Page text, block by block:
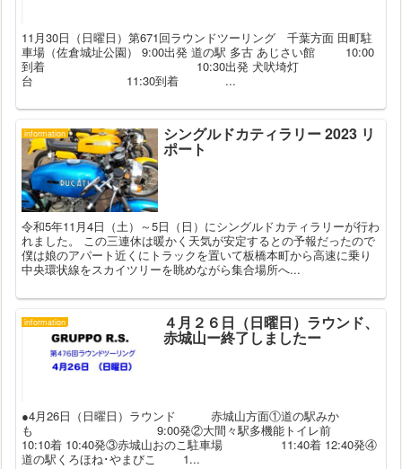
11月30日（日曜日）第671回ラウンドツーリング 千葉方面 田町駐
車場（佐倉城址公園） 9:00出発 道の駅 多古 あじさい館 10:00
到着 10:30出発 犬吠埼灯
台 11:30到着 ...
information シングルドカティラリー 2023 リ
ポート
令和5年11月4日（土）～5日（日）にシングルドカティラリーが行わ
れました。 この三連休は暖かく天気が安定するとの予報だったので
僕は娘のアパート近くにトラックを置いて板橋本町から高速に乗り
中央環状線をスカイツリーを眺めながら集合場所へ...
information ４月２６日（日曜日）ラウンド、
赤城山ー終了しましたー
●4月26日（日曜日）ラウンド 赤城山方面①道の駅みか
も 9:00発②大間々駅多機能トイレ前
10:10着 10:40発③赤城山おのこ駐車場 11:40着 12:40発④
道の駅くろほね･やまびこ 1...